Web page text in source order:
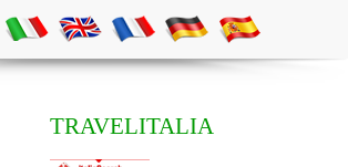
TRAVELITALIA